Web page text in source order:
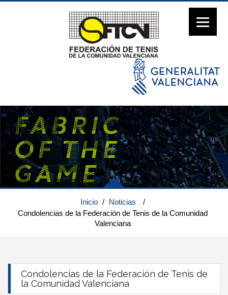
Inicio / Noticias
/
Condolencias de la Federación de Tenis de la Comunidad
Valenciana
Condolencias de la Federación de Tenis de
la Comunidad Valenciana